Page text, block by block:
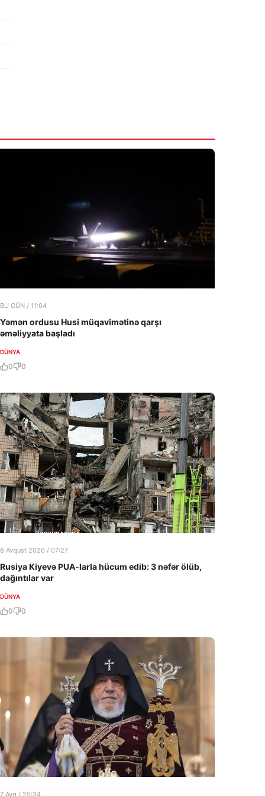
BU GÜN / 11:04
Yəmən ordusu Husi müqavimətinə qarşı
əməliyyata başladı
DÜNYA
0 0
8 Avqust 2026 / 07:27
Rusiya Kiyevə PUA-larla hücum edib: 3 nəfər ölüb,
dağıntılar var
DÜNYA
0 0
7 Avq / 20:34